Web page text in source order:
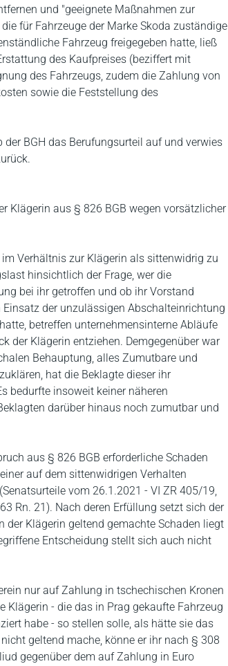
und "geeignete Maßnahmen zur
für Fahrzeuge der Marke Skoda zuständige
Fahrzeug freigegeben hatte, ließ
des Kaufpreises (beziffert mit
des Fahrzeugs, zudem die Zahlung von
sowie die Feststellung des
der BGH das Berufungsurteil auf und verwies
Klägerin aus § 826 BGB wegen vorsätzlicher
Verhältnis zur Klägerin als sittenwidrig zu
hinsichtlich der Frage, wer die
bei ihr getroffen und ob ihr Vorstand
der unzulässigen Abschalteinrichtung
betreffen unternehmensinterne Abläufe
der Klägerin entziehen. Demgegenüber war
Behauptung, alles Zumutbare und
hat die Beklagte dieser ihr
bedurfte insoweit keiner näheren
darüber hinaus noch zumutbar und
aus § 826 BGB erforderliche Schaden
auf dem sittenwidrigen Verhalten
vom 26.1.2021 - VI ZR 405/19,
Rn. 21). Nach deren Erfüllung setzt sich der
der Klägerin geltend gemachte Schaden liegt
Entscheidung stellt sich auch nicht
nur auf Zahlung in tschechischen Kronen
Klägerin - die das in Prag gekaufte Fahrzeug
habe - so stellen solle, als hätte sie das
geltend mache, könne er ihr nach § 308
gegenüber dem auf Zahlung in Euro